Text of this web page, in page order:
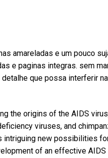
amareladas e um pouco
e paginas integras. sem
que possa interferir
the origins of the AIDS
viruses, and
intriguing new possibilities
of an effective AIDS